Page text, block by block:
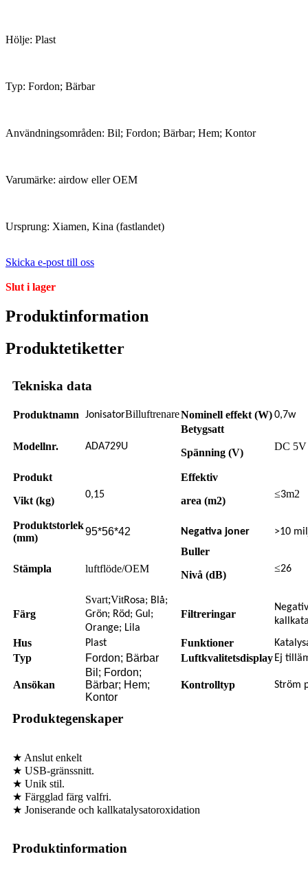
Hölje: Plast
Typ: Fordon; Bärbar
Användningsområden: Bil; Fordon; Bärbar; Hem; Kontor
Varumärke: airdow eller OEM
Ursprung: Xiamen, Kina (fastlandet)
Skicka e-post till oss
Slut i lager
Produktinformation
Produktetiketter
Tekniska data
Produktnamn JonisatorBilluftrenareNominell effekt (W)0,7w
Modellnr. ADA729U
Betygsatt
Spänning (V)
DC 5V
Produkt
Vikt (kg)
0,15
Effektiv
area (m2)
≤3m2
Produktstorlek
(mm)
95*56*42 Negativa joner >10
Stämpla luftflöde/OEM
Buller
Nivå (dB)
≤26
Färg
Svart;VitRosa; Blå;
Grön; Röd; Gul;
Orange; Lila
Filtreringar
Hus Plast Funktioner
Typ Fordon; Bärbar Luftkvalitetsdisplay Ej
Ansökan
Bil; Fordon;
Bärbar; Hem;
Kontor
Kontrolltyp Ström
Produktegenskaper
★ Anslut enkelt
★ USB-gränssnitt.
★ Unik stil.
★ Färgglad färg valfri.
★ Joniserande och kallkatalysatoroxidation
Produktinformation